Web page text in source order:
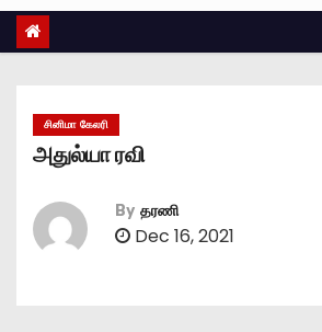
சினிமா கேலரி
அதுல்யா ரவி
By தரணி
Dec 16, 2021